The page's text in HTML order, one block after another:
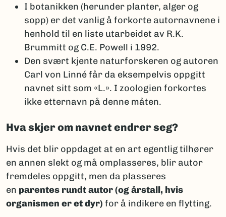
I botanikken (herunder planter, alger og
sopp) er det vanlig å forkorte autornavnene i
henhold til en liste utarbeidet av R.K.
Brummitt og C.E. Powell i 1992.
Den svært kjente naturforskeren og autoren
Carl von Linné får da eksempelvis oppgitt
navnet sitt som «L.». I zoologien forkortes
ikke etternavn på denne måten.
Hva skjer om navnet endrer seg?
Hvis det blir oppdaget at en art egentlig tilhører
en annen slekt og må omplasseres, blir autor
fremdeles oppgitt, men da plasseres
en parentes rundt autor (og årstall, hvis
organismen er et dyr) for å indikere en flytting.